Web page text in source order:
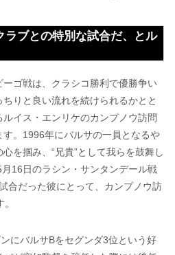
ラブとの特別な試合だ、とル
ゴ戦は、クラシコ勝利で優勝争い
りと良い流れを続けられるかとと
イス・エンリケのカンプノウ訪問
。1996年にバルサの一員となるや
を掴み、“兄貴”として我らを鼓舞し
16日のラシン・サンタンデール戦
合だった彼にとって、カンプノウ訪
にバルサBをセグンダ3位という好